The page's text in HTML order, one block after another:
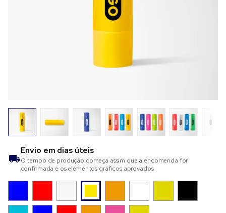
Envio em dias úteis
O tempo de produção começa assim que a encomenda for
confirmada e os elementos gráficos aprovados